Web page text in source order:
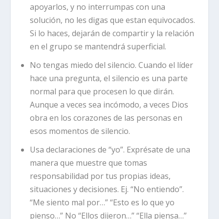
apoyarlos, y no interrumpas con una
solución, no les digas que estan equivocados.
Si lo haces, dejarán de compartir y la relación
en el grupo se mantendrá superficial.
No tengas miedo del silencio. Cuando el líder
hace una pregunta, el silencio es una parte
normal para que procesen lo que dirán.
Aunque a veces sea incómodo, a veces Dios
obra en los corazones de las personas en
esos momentos de silencio.
Usa declaraciones de “yo”. Exprésate de una
manera que muestre que tomas
responsabilidad por tus propias ideas,
situaciones y decisiones. Ej. “No entiendo”.
“Me siento mal por…” “Esto es lo que yo
pienso…” No “Ellos dijeron…” “Ella piensa…”